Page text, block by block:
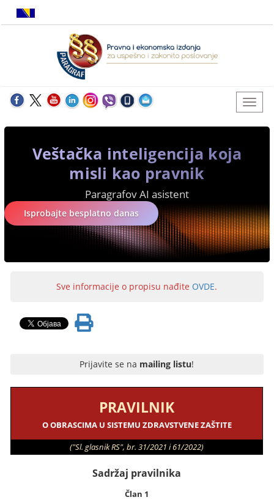
Veštačka inteligencija koja
misli kao pravnik
Paragrafov AI asistent
Isprobajte besplatno danas
Sve informacije o propisu nađite OVDE.
Prijavite se na mailing listu!
PRAVILNIK
O OBRASCIMA U SISTEMU ZDRAVSTVENE ZAŠTITE
("Sl. glasnik RS", br. 31/2021 i 61/2022)
Sadržaj pravilnika
Član 1